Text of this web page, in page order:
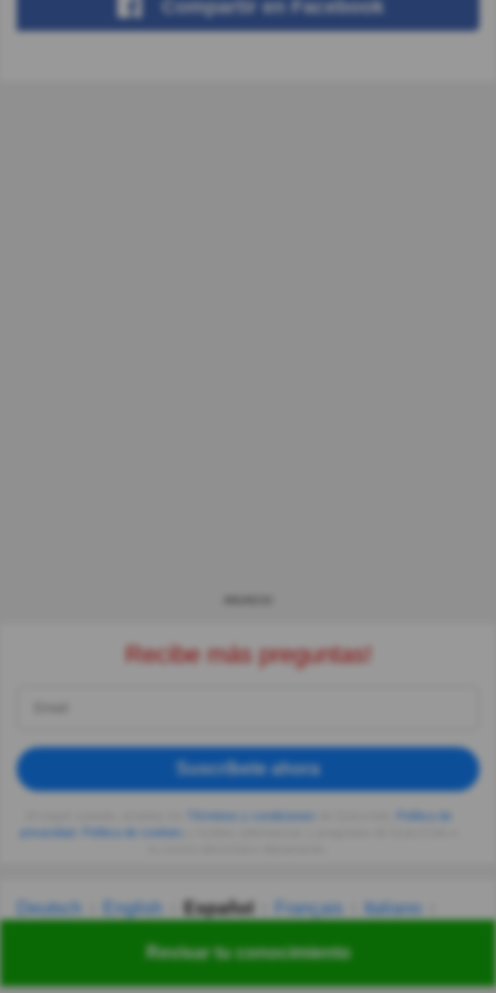
Revisar tu conocimiento
Compartir en Facebook
Recibe más preguntas!
Suscríbete ahora
Deutsch English Español Français
Italiano
Українська हिन्दी 한국어 汉语